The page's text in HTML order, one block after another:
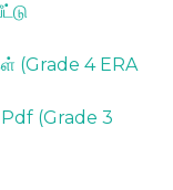
(Grade 4 ERA
(Grade 3